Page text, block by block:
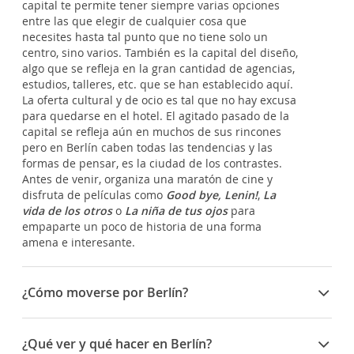
capital te permite tener siempre varias opciones
entre las que elegir de cualquier cosa que
necesites hasta tal punto que no tiene solo un
centro, sino varios. También es la capital del diseño,
algo que se refleja en la gran cantidad de agencias,
estudios, talleres, etc. que se han establecido aquí.
La oferta cultural y de ocio es tal que no hay excusa
para quedarse en el hotel. El agitado pasado de la
capital se refleja aún en muchos de sus rincones
pero en Berlín caben todas las tendencias y las
formas de pensar, es la ciudad de los contrastes.
Antes de venir, organiza una maratón de cine y
disfruta de películas como Good bye, Lenin!, La
vida de los otroso La niña de tus ojospara
empaparte un poco de historia de una forma
amena e interesante.
¿Cómo moverse por Berlín?
Con la estupenda red de transporte público
berlinesa podrás llegar a todas partes ya sea en
¿Qué ver y qué hacer en Berlín?